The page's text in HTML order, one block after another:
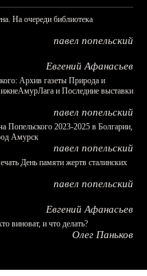
На очереди библиотека
павел попельский
Евгений Афанасьев
Архив газеты Природа и
и Последние выставки
павел попельский
Попельского 2023-2025 в Болгарии,
Амурск
павел попельский
День памяти жертв сталинских
павел попельский
Евгений Афанасьев
виноват, и что делать?
Олег Паньков